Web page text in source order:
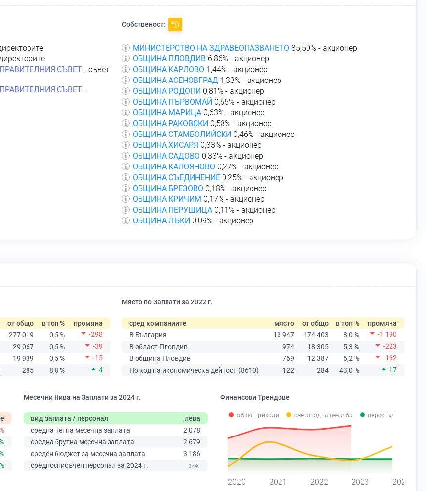
СЪВЕТ - съвет
СЪВЕТ -
Собственост:
МИНИСТЕРСТВО НА ЗДРАВЕОПАЗВАНЕТО 85,50% - акционер
ОБЩИНА ПЛОВДИВ 6,86% - акционер
ОБЩИНА КАРЛОВО 1,44% - акционер
ОБЩИНА АСЕНОВГРАД 1,33% - акционер
ОБЩИНА РОДОПИ 0,81% - акционер
ОБЩИНА ПЪРВОМАЙ 0,65% - акционер
ОБЩИНА МАРИЦА 0,63% - акционер
ОБЩИНА РАКОВСКИ 0,58% - акционер
ОБЩИНА СТАМБОЛИЙСКИ 0,46% - акционер
ОБЩИНА ХИСАРЯ 0,33% - акционер
ОБЩИНА САДОВО 0,33% - акционер
ОБЩИНА КАЛОЯНОВО 0,27% - акционер
ОБЩИНА СЪЕДИНЕНИЕ 0,25% - акционер
ОБЩИНА БРЕЗОВО 0,18% - акционер
ОБЩИНА КРИЧИМ 0,17% - акционер
ОБЩИНА ПЕРУЩИЦА 0,11% - акционер
ОБЩИНА ЛЪКИ 0,09% - акционер
от общо в топ %
промяна
277 019 0,5 %
-298
29 067 0,5 %
-39
19 939 0,5 %
-15
285 8,8 % 4
Място по Заплати за 2022 г.
сред компаниите място от общо в топ %
промяна
В България
13 947 174 403 8,0 %
-1 190
В област Пловдив
974 18 305 5,3 %
-223
В община Пловдив
769 12 387 6,2 %
-162
По код на икономическа дейност (8610)
122 284 43,0 % 17
Месечни Нива на Заплати за 2024 г.
вид заплата / персонал
лева
средна нетна месечна заплата
2 078
средна брутна месечна заплата
2 679
среден бюджет за месечна заплата
3 186
средносписъчен персонал за 2024 г.
Финансови Трендове
общо приходи счетоводна печалба персонал
2020 2021 2022 2023 2024